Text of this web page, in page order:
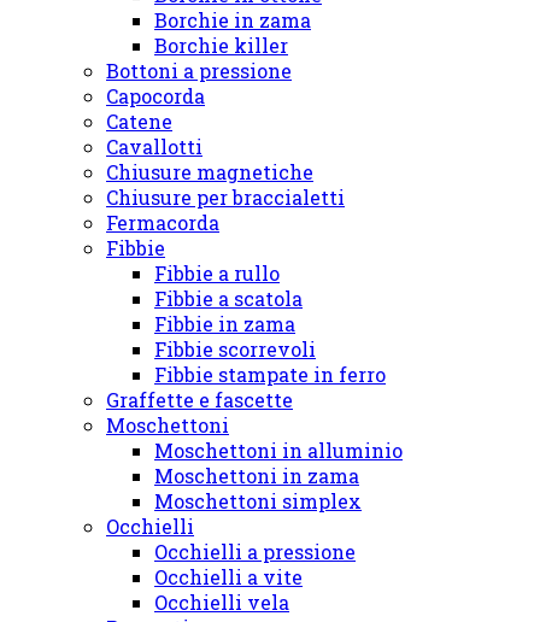
Borchie in zama
Borchie killer
Bottoni a pressione
Capocorda
Catene
Cavallotti
Chiusure magnetiche
Chiusure per braccialetti
Fermacorda
Fibbie
Fibbie a rullo
Fibbie a scatola
Fibbie in zama
Fibbie scorrevoli
Fibbie stampate in ferro
Graffette e fascette
Moschettoni
Moschettoni in alluminio
Moschettoni in zama
Moschettoni simplex
Occhielli
Occhielli a pressione
Occhielli a vite
Occhielli vela